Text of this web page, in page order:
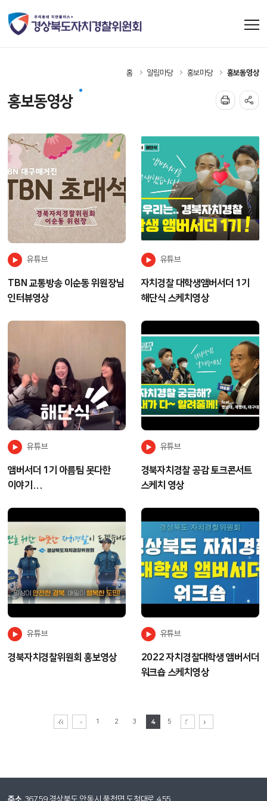
홈 알림마당 홍보마당 홍보동영상
홍보동영상
유튜브
TBN 교통방송 이순동 위원장님
인터뷰영상
유튜브
자치경찰 대학생앰버서더 1기
해단식 스케치영상
유튜브
앰버서더 1기 아름팀 못다한
이야기...
유튜브
경북자치경찰 공감 토크콘서트
스케치 영상
유튜브
경북자치경찰위원회 홍보영상
유튜브
2022 자치경찰대학생 앰버서더
워크숍 스케치영상
1 2 3 4 5
주소 36759 경상북도 안동시 풍천면 도청대로 455